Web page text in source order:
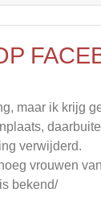
maar ik krijg
verwijderd.
vrouwen
bekend/